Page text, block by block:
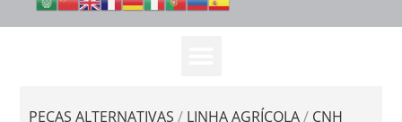
PEÇAS ALTERNATIVAS / LINHA AGRÍCOLA/ CNH